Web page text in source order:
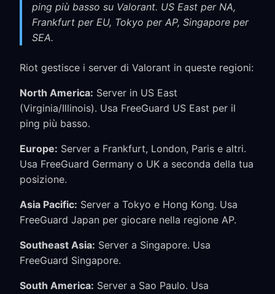
ping più basso su Valorant. US East per NA,
Frankfurt per EU, Tokyo per AP, Singapore per
SEA.
Riot gestisce i server di Valorant in queste regioni:
North America: Server in US East
(Virginia/Illinois). Usa FreeGuard US East per il
ping più basso.
Europe: Server a Frankfurt, London, Paris e altri.
Usa FreeGuard Germany o UK a seconda della tua
posizione.
Asia Pacific: Server a Tokyo e Hong Kong. Usa
FreeGuard Japan per giocare nella regione AP.
Southeast Asia: Server a Singapore. Usa
FreeGuard Singapore.
South America: Server a Sao Paulo. Usa